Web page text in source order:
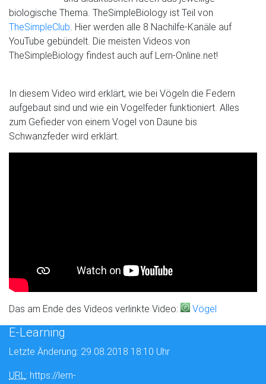
biologische Thema. TheSimpleBiology ist Teil von
TheSimpleClub. Hier werden alle 8 Nachilfe-Kanäle auf
YouTube gebündelt. Die meisten Videos von
TheSimpleBiology findest auch auf Lern-Online.net!
In diesem Video wird erklärt, wie bei Vögeln die Federn
aufgebaut sind und wie ein Vogelfeder funktioniert. Alles
zum Gefieder von einem Vogel von Daune bis
Schwanzfeder wird erklärt.
Das am Ende des Videos verlinkte Video: Vögel
E-Learning
Letzte Änderung: 29.08.2018 18:10 Uhr
URL: https://lern-